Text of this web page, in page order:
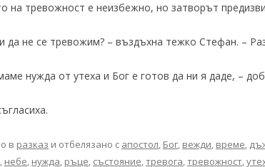
на тревожност е неизбежно, но затворът
не се тревожим? – въздъхна тежко Стефан. –
нужда от утеха и Бог е готов да ни я даде, –
в разказ и отбелязано с апостол, Бог, вежди, време,
, небе, нужда, ръце, състояние,тревога,тревожност,